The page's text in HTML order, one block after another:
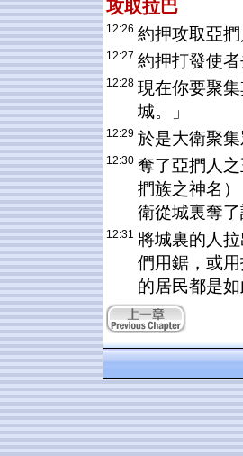
攻取拉巴
12:26 約押攻取亞捫
12:27 約押打發使
12:28 現在你要聚
城。」
12:29 於是大衛聚
12:30 奪了亞捫人
捫族之神名
衛從城裏奪了
12:31 將城裏的人
們用鋸，或
的居民都是